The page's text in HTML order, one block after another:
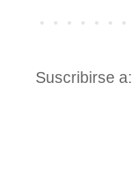
Suscribirse a: